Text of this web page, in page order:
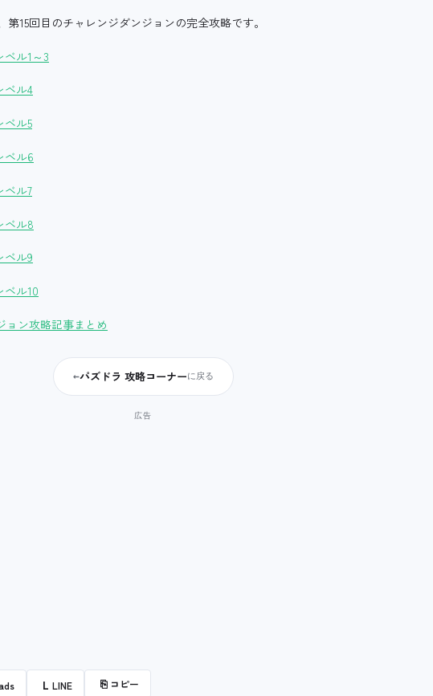
第15回目のチャレンジダンジョンの完全攻略です。
ル1～3
ベル4
ル5
ベル6
ル7
ベル8
ル9
ル10
ン攻略記事まとめ
←パズドラ 攻略コーナーに戻る
L LINE ⎘ コピー